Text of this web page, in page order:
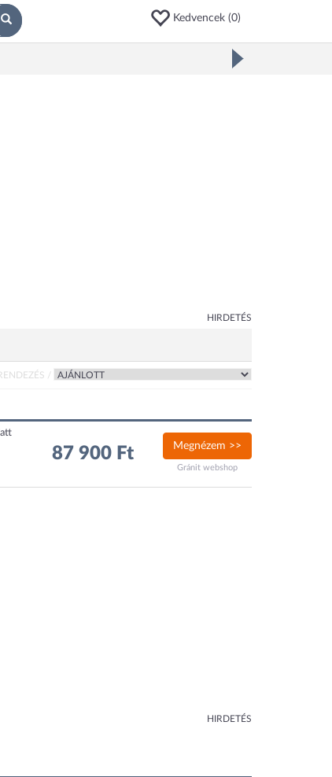
Kedvencek (0)
HIRDETÉS
RENDEZÉS /
87 900 Ft Megnézem >>
Gránit webshop
HIRDETÉS